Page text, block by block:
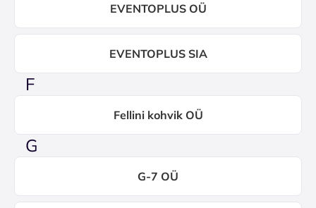
EVENTOPLUS OÜ
EVENTOPLUS SIA
F
Fellini kohvik OÜ
G
G-7 OÜ